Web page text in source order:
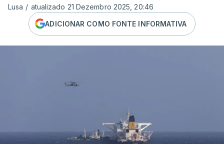
Lusa / atualizado 21 Dezembro 2025, 20:46
ADICIONAR COMO FONTE INFORMATIVA